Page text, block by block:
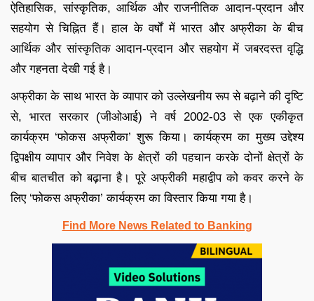
ऐतिहासिक, सांस्कृतिक, आर्थिक और राजनीतिक आदान-प्रदान और
सहयोग से चिह्नित हैं। हाल के वर्षों में भारत और अफ्रीका के बीच
आर्थिक और सांस्कृतिक आदान-प्रदान और सहयोग में जबरदस्त वृद्धि
और गहनता देखी गई है।
अफ्रीका के साथ भारत के व्यापार को उल्लेखनीय रूप से बढ़ाने की दृष्टि
से, भारत सरकार (जीओआई) ने वर्ष 2002-03 से एक एकीकृत
कार्यक्रम ‘फोकस अफ्रीका’ शुरू किया। कार्यक्रम का मुख्य उद्देश्य
द्विपक्षीय व्यापार और निवेश के क्षेत्रों की पहचान करके दोनों क्षेत्रों के
बीच बातचीत को बढ़ाना है। पूरे अफ्रीकी महाद्वीप को कवर करने के
लिए ‘फोकस अफ्रीका’ कार्यक्रम का विस्तार किया गया है।
Find More News Related to Banking